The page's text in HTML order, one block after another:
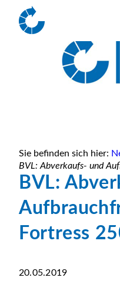
Sie befinden sich hier:
BVL: Abverkaufs- und
BVL:
Fortress
20.05.2019